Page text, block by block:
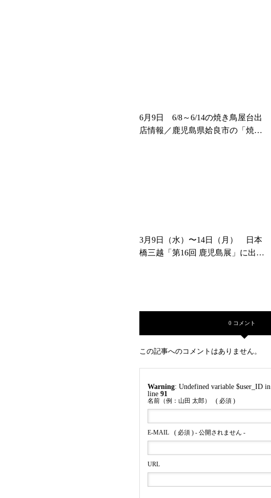
6月9日 6/8～6/14の焼き鳥屋台出
店情報／鹿児島県姶良市の「焼き
3月9日（水）〜14日（月） 日本
橋三越「第16回 鹿児島展」に出店
0 コメント
この記事へのコメントはありません。
Warning : Undefined variable $user_ID in
line 91
名前（例：山田 太郎） ( 必須 )
E-MAIL ( 必須 ) - 公開されません -
URL